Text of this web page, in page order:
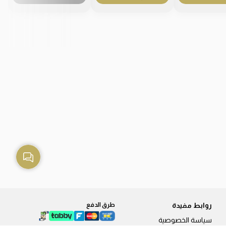
روابط مفيدة
سياسة الخصوصية
طرق الدفع